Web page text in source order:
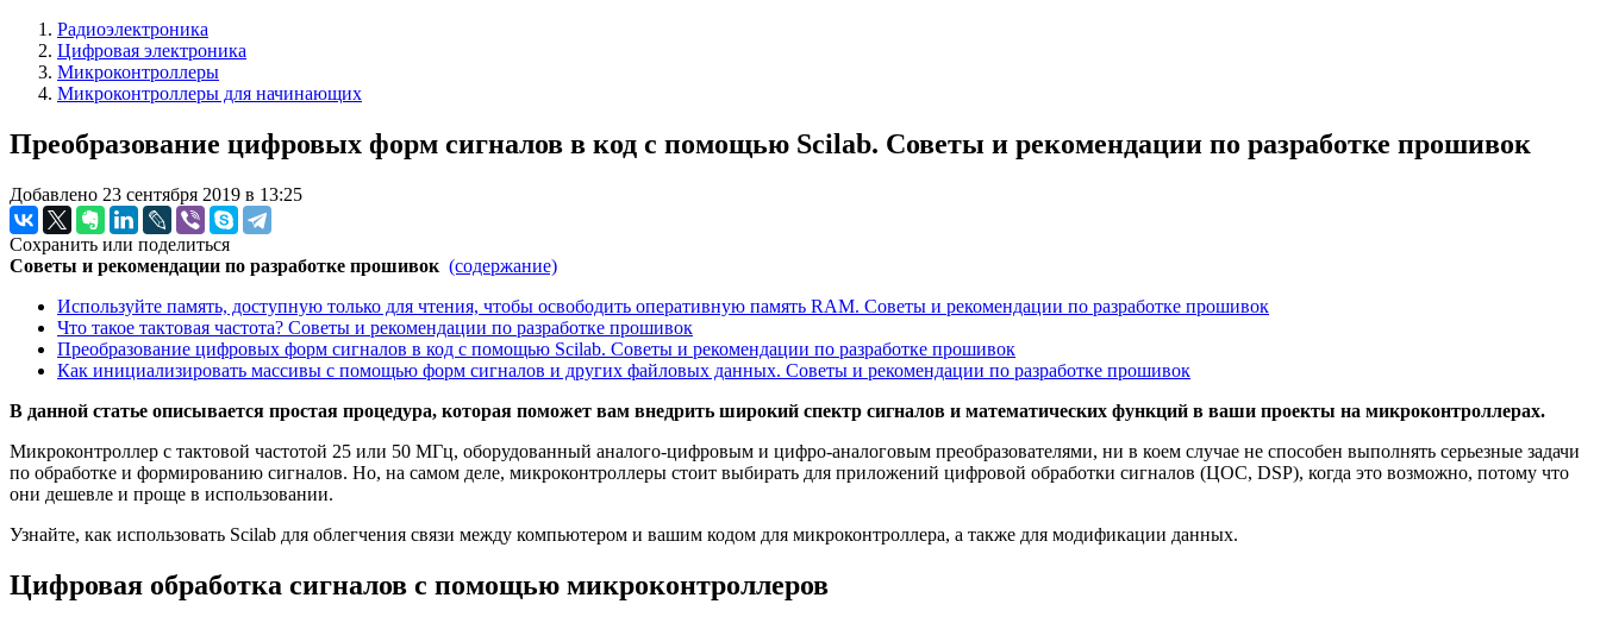
Радиоэлектроника
Цифровая электроника
Микроконтроллеры
Микроконтроллеры для начинающих
Преобразование цифровых форм сигналов в код с помощью Scilab. Советы и рекомендации по разработке прошивок
Добавлено 23 сентября 2019 в 13:25
Сохранить или поделиться
Советы и рекомендации по разработке прошивок (содержание)
Используйте память, доступную только для чтения, чтобы освободить оперативную память RAM. Советы и рекомендации по разработке прошивок
Что такое тактовая частота? Советы и рекомендации по разработке прошивок
Преобразование цифровых форм сигналов в код с помощью Scilab. Советы и рекомендации по разработке прошивок
Как инициализировать массивы с помощью форм сигналов и других файловых данных. Советы и рекомендации по разработке прошивок
В данной статье описывается простая процедура, которая поможет вам внедрить широкий спектр сигналов и математических функций в ваши проекты на микроконтроллерах.
Микроконтроллер с тактовой частотой 25 или 50 МГц, оборудованный аналого-цифровым и цифро-аналоговым преобразователями, ни в коем случае не способен выполнять серьезные задачи
по обработке и формированию сигналов. Но, на самом деле, микроконтроллеры стоит выбирать для приложений цифровой обработки сигналов (ЦОС, DSP), когда это возможно, потому что
они дешевле и проще в использовании.
Узнайте, как использовать Scilab для облегчения связи между компьютером и вашим кодом для микроконтроллера, а также для модификации данных.
Цифровая обработка сигналов с помощью микроконтроллеров